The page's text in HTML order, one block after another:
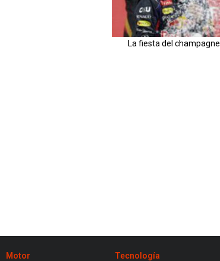
La fiesta del champagne
Motor
Tecnología